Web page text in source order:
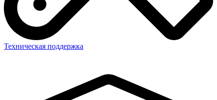
Техническая поддержка